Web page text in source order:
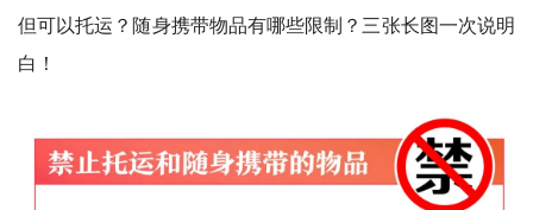
但可以托运？随身携带物品有哪些限制？三张长图一次说明
白！